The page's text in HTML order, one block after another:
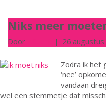
Niks meer
Door | 26
Zodra ik het
‘nee’
vandaan
wel een stemmetje dat